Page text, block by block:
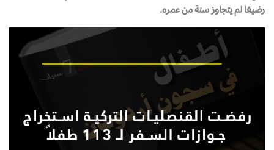
رضيعًا لم يتجاوز سنة من عمره.